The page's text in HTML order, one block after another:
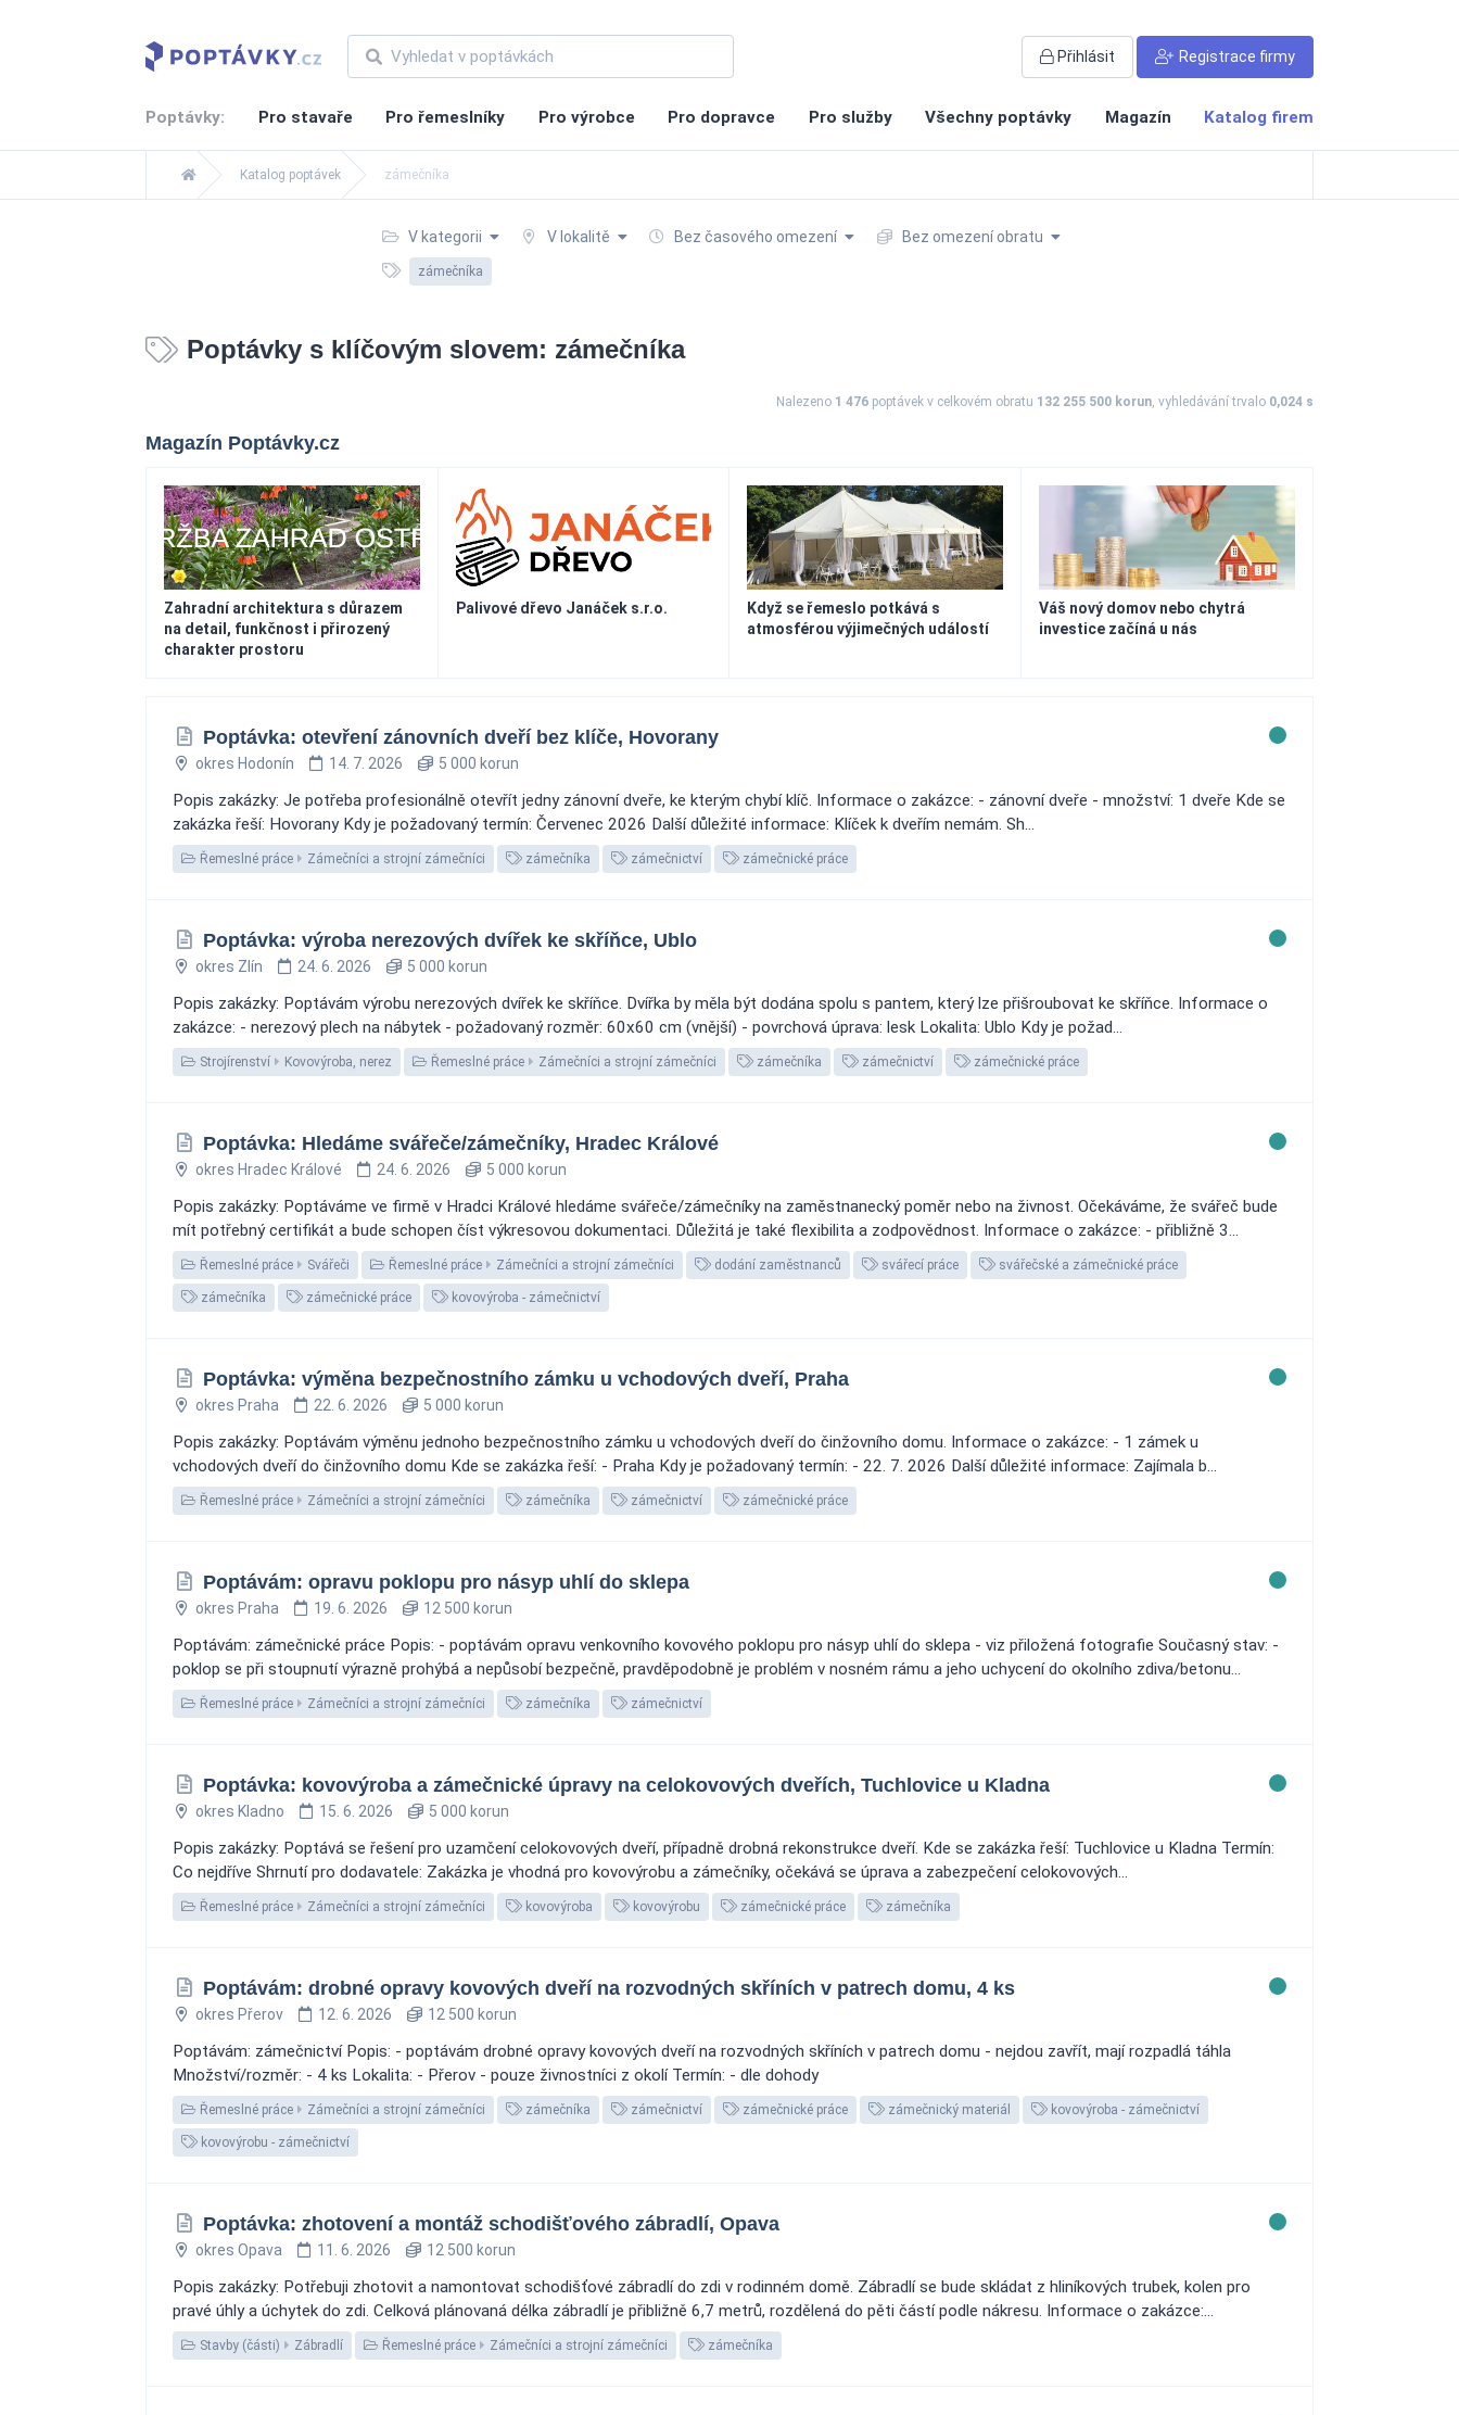
Přihlásit Registrace firmy
Poptávky: Pro stavaře Pro řemeslníky Pro výrobce Pro dopravce Pro služby Všechny poptávky Magazín Katalog firem
Katalog poptávek zámečníka
V kategorii V lokalitě Bez časového omezení Bez omezení obratu
zámečníka
Poptávky s klíčovým slovem: zámečníka
Nalezeno 1 476 poptávek v celkovém obratu 132 255 500 korun, vyhledávání trvalo 0,024 s
Magazín Poptávky.cz
Zahradní architektura s důrazem
na detail, funkčnost i přirozený
charakter prostoru
Palivové dřevo Janáček s.r.o.
Když se řemeslo potkává s
atmosférou výjimečných událostí
Váš nový domov nebo chytrá
investice začíná u nás
Poptávka: otevření zánovních dveří bez klíče, Hovorany
okres Hodonín 14. 7. 2026 5 000 korun
Popis zakázky: Je potřeba profesionálně otevřít jedny zánovní dveře, ke kterým chybí klíč. Informace o zakázce: - zánovní dveře - množství: 1 dveře Kde se
zakázka řeší: Hovorany Kdy je požadovaný termín: Červenec 2026 Další důležité informace: Klíček k dveřím nemám. Sh...
Řemeslné práce Zámečníci a strojní zámečníci zámečníka zámečnictví zámečnické práce
Poptávka: výroba nerezových dvířek ke skříňce, Ublo
okres Zlín 24. 6. 2026 5 000 korun
Popis zakázky: Poptávám výrobu nerezových dvířek ke skříňce. Dvířka by měla být dodána spolu s pantem, který lze přišroubovat ke skříňce. Informace o
zakázce: - nerezový plech na nábytek - požadovaný rozměr: 60x60 cm (vnější) - povrchová úprava: lesk Lokalita: Ublo Kdy je požad...
Strojírenství Kovovýroba, nerez Řemeslné práce Zámečníci a strojní zámečníci zámečníka zámečnictví zámečnické práce
Poptávka: Hledáme svářeče/zámečníky, Hradec Králové
okres Hradec Králové 24. 6. 2026 5 000 korun
Popis zakázky: Poptáváme ve firmě v Hradci Králové hledáme svářeče/zámečníky na zaměstnanecký poměr nebo na živnost. Očekáváme, že svářeč bude
mít potřebný certifikát a bude schopen číst výkresovou dokumentaci. Důležitá je také flexibilita a zodpovědnost. Informace o zakázce: - přibližně 3...
Řemeslné práce Svářeči Řemeslné práce Zámečníci a strojní zámečníci dodání zaměstnanců svářecí práce svářečské a zámečnické práce
zámečníka zámečnické práce kovovýroba - zámečnictví
Poptávka: výměna bezpečnostního zámku u vchodových dveří, Praha
okres Praha 22. 6. 2026 5 000 korun
Popis zakázky: Poptávám výměnu jednoho bezpečnostního zámku u vchodových dveří do činžovního domu. Informace o zakázce: - 1 zámek u
vchodových dveří do činžovního domu Kde se zakázka řeší: - Praha Kdy je požadovaný termín: - 22. 7. 2026 Další důležité informace: Zajímala b...
Řemeslné práce Zámečníci a strojní zámečníci zámečníka zámečnictví zámečnické práce
Poptávám: opravu poklopu pro násyp uhlí do sklepa
okres Praha 19. 6. 2026 12 500 korun
Poptávám: zámečnické práce Popis: - poptávám opravu venkovního kovového poklopu pro násyp uhlí do sklepa - viz přiložená fotografie Současný stav: -
poklop se při stoupnutí výrazně prohýbá a nepůsobí bezpečně, pravděpodobně je problém v nosném rámu a jeho uchycení do okolního zdiva/betonu...
Řemeslné práce Zámečníci a strojní zámečníci zámečníka zámečnictví
Poptávka: kovovýroba a zámečnické úpravy na celokovových dveřích, Tuchlovice u Kladna
okres Kladno 15. 6. 2026 5 000 korun
Popis zakázky: Poptává se řešení pro uzamčení celokovových dveří, případně drobná rekonstrukce dveří. Kde se zakázka řeší: Tuchlovice u Kladna Termín:
Co nejdříve Shrnutí pro dodavatele: Zakázka je vhodná pro kovovýrobu a zámečníky, očekává se úprava a zabezpečení celokovových...
Řemeslné práce Zámečníci a strojní zámečníci kovovýroba kovovýrobu zámečnické práce zámečníka
Poptávám: drobné opravy kovových dveří na rozvodných skříních v patrech domu, 4 ks
okres Přerov 12. 6. 2026 12 500 korun
Poptávám: zámečnictví Popis: - poptávám drobné opravy kovových dveří na rozvodných skříních v patrech domu - nejdou zavřít, mají rozpadlá táhla
Množství/rozměr: - 4 ks Lokalita: - Přerov - pouze živnostníci z okolí Termín: - dle dohody
Řemeslné práce Zámečníci a strojní zámečníci zámečníka zámečnictví zámečnické práce zámečnický materiál kovovýroba - zámečnictví
kovovýrobu - zámečnictví
Poptávka: zhotovení a montáž schodišťového zábradlí, Opava
okres Opava 11. 6. 2026 12 500 korun
Popis zakázky: Potřebuji zhotovit a namontovat schodišťové zábradlí do zdi v rodinném domě. Zábradlí se bude skládat z hliníkových trubek, kolen pro
pravé úhly a úchytek do zdi. Celková plánovaná délka zábradlí je přibližně 6,7 metrů, rozdělená do pěti částí podle nákresu. Informace o zakázce:...
Stavby (části) Zábradlí Řemeslné práce Zámečníci a strojní zámečníci zámečníka